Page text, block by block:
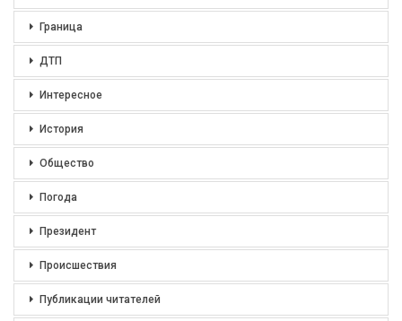
Граница
ДТП
Интересное
История
Общество
Погода
Президент
Происшествия
Публикации читателей